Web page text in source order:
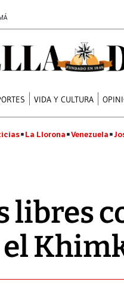
VIDA Y CULTURA
La Llorona Venezuela
libres
el